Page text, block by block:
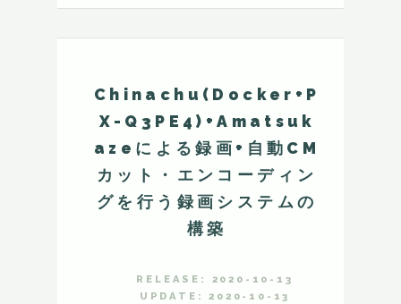
Chinachu(Docker+P
X-Q3PE4)+Amatsuk
azeによる録画+自動CM
カット・エンコーディン
グを行う録画システムの
構築
RELEASE: 2020-10-13
UPDATE: 2020-10-13